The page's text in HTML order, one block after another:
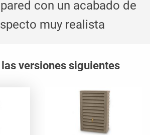
con un acabado de
muy realista
versiones siguientes